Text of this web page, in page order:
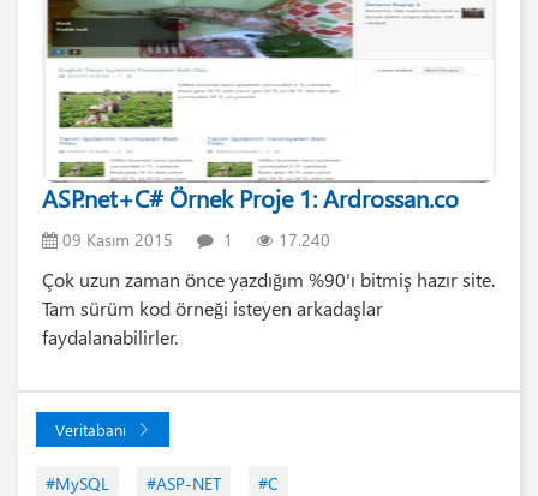
ASP.net+C# Örnek Proje 1: Ardrossan.co
09 Kasım 2015 1 17.240
Çok uzun zaman önce yazdığım %90'ı bitmiş hazır site.
Tam sürüm kod örneği isteyen arkadaşlar
faydalanabilirler.
Veritabanı
#MySQL #ASP-NET
#C